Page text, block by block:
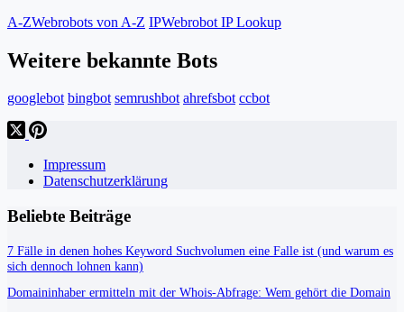
A-ZWebrobots von A-Z IPWebrobot IP Lookup
Weitere bekannte Bots
googlebot bingbot semrushbot ahrefsbot ccbot
Impressum
Datenschutzerklärung
Beliebte Beiträge
7 Fälle in denen hohes Keyword Suchvolumen eine Falle ist (und warum es
sich dennoch lohnen kann)
Domaininhaber ermitteln mit der Whois-Abfrage: Wem gehört die Domain